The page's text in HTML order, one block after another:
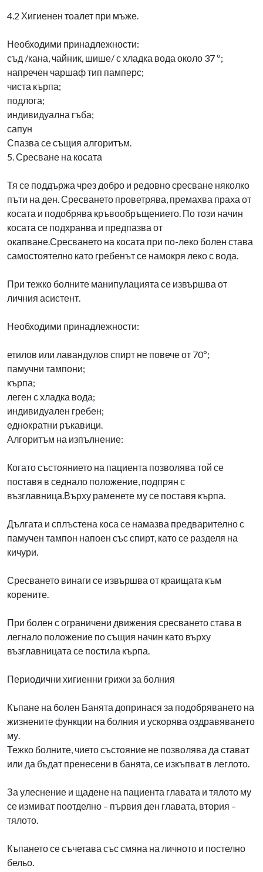
4.2 Хигиенен тоалет при мъже.
Необходими принадлежности:
съд /кана, чайник, шише/ с хладка вода около 37 º;
напречен чаршаф тип памперс;
чиста кърпа;
подлога;
индивидуална гъба;
сапун
Спазва се същия алгоритъм.
5. Сресване на косата
Тя се поддържа чрез добро и редовно сресване няколко
пъти на ден. Сресването проветрява, премахва праха от
косата и подобрява кръвообръщението. По този начин
косата се подхранва и предпазва от
окапване.Сресването на косата при по-леко болен става
самостоятелно като гребенът се намокря леко с вода.
При тежко болните манипулацията се извършва от
личния асистент.
Необходими принадлежности:
етилов или лавандулов спирт не повече от 70º;
памучни тампони;
кърпа;
леген с хладка вода;
индивидуален гребен;
еднократни ръкавици.
Алгоритъм на изпълнение:
Когато състоянието на пациента позволява той се
поставя в седнало положение, подпрян с
възглавница.Върху раменете му се поставя кърпа.
Дългата и сплъстена коса се намазва предварително с
памучен тампон напоен със спирт, като се разделя на
кичури.
Сресването винаги се извършва от краищата към
корените.
При болен с ограничени движения сресването става в
легнало положение по същия начин като върху
възглавницата се постила кърпа.
Периодични хигиенни грижи за болния
Къпане на болен Банята допринася за подобряването на
жизнените функции на болния и ускорява оздравяването
му.
Тежко болните, чието състояние не позволява да стават
или да бъдат пренесени в банята, се изкъпват в леглото.
За улеснение и щадене на пациента главата и тялото му
се измиват поотделно – първия ден главата, втория –
тялото.
Къпането се съчетава със смяна на личното и постелно
бельо.